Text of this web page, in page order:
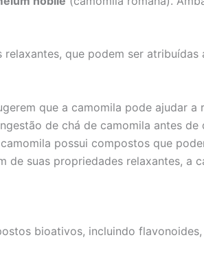
que podem ser
que a camomila pode ajudar
de chá de camomila antes
possui compostos que
de suas propriedades relaxantes, a
bioativos, incluindo